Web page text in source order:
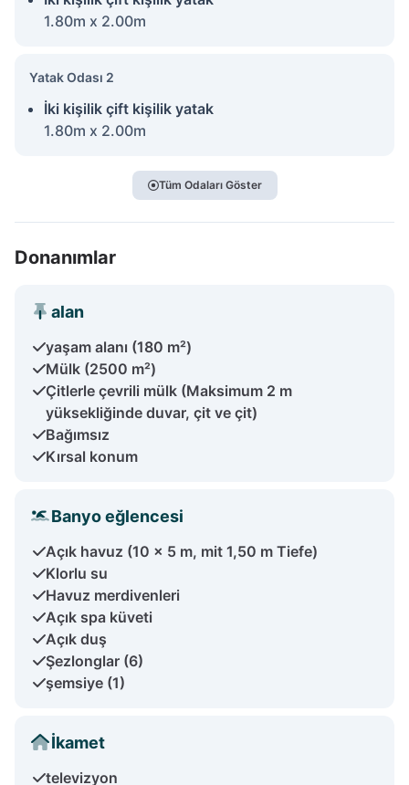
1.80m x 2.00m
Yatak Odası 2
İki kişilik çift kişilik yatak
1.80m x 2.00m
Tüm Odaları Göster
Donanımlar
alan
yaşam alanı (180 m²)
Mülk (2500 m²)
Çitlerle çevrili mülk (Maksimum 2 m
yüksekliğinde duvar, çit ve çit)
Bağımsız
Kırsal konum
Banyo eğlencesi
Açık havuz (10 x 5 m, mit 1,50 m Tiefe)
Klorlu su
Havuz merdivenleri
Açık spa küveti
Açık duş
Şezlonglar (6)
şemsiye (1)
İkamet
televizyon